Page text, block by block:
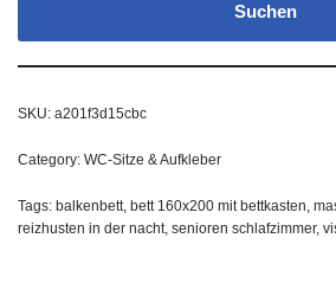
Suchen
SKU: a201f3d15cbc
Category: WC-Sitze & Aufkleber
Tags: balkenbett, bett 160x200 mit bettkasten,
reizhusten in der nacht, senioren schlafzimmer,